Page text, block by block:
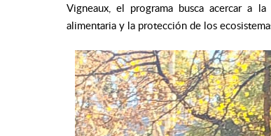
Vigneaux, el programa busca acercar a
alimentaria y la protección de los